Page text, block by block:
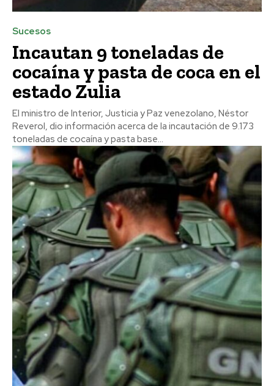
Sucesos
Incautan 9 toneladas de
cocaína y pasta de coca en el
estado Zulia
El ministro de Interior, Justicia y Paz venezolano, Néstor
Reverol, dio información acerca de la incautación de 9.173
toneladas de cocaína y pasta base...